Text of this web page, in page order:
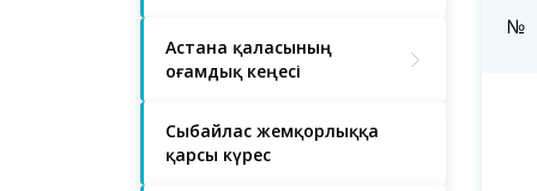
Астана қаласының
Қоғамдық кеңесі
Сыбайлас жемқорлыққа
қарсы күрес
№